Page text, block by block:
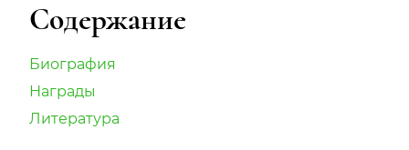
Содержание
Биография
Награды
Литература